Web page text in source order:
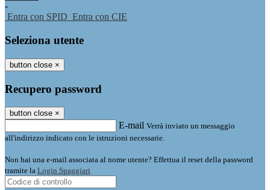
-
Entra con SPID Entra con CIE
Seleziona utente
button close ×
Recupero password
button close ×
E-mail Verrà inviato un messaggio
all'indirizzo indicato con le istruzioni necessarie.
Non hai una e-mail associata al nome utente? Effettua il reset della password
tramite la Login Spaggiari